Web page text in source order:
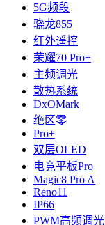
5G频段
骁龙855
红外遥控
荣耀70 Pro+
主频调光
散热系统
DxOMark
绝区零
Pro+
双层OLED
电竞平板Pro
Magic8 Pro A
Reno11
IP66
PWM高频调光